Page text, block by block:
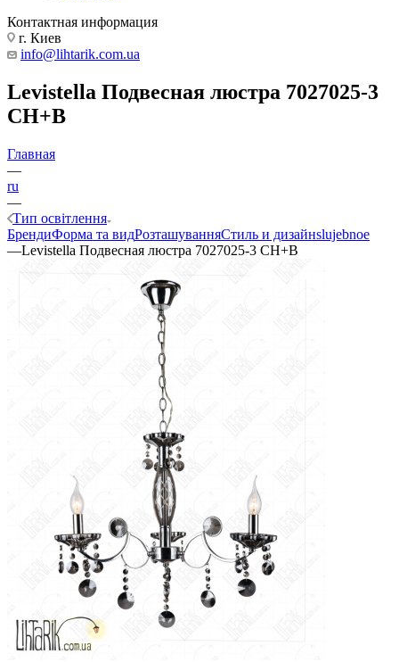
Контактная информация
г. Киев
info@lihtarik.com.ua
Levistella Подвесная люстра 7027025-3
CH+B
Главная
—
ru
—
Тип освітлення
БрендиФорма та видРозташуванняСтиль и дизайнslujebnoe
—Levistella Подвесная люстра 7027025-3 CH+B